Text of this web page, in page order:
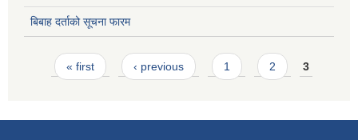
बिबाह दर्ताको सूचना फारम
Pages
« first ‹ previous 1 2 3